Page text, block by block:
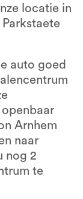
locatie in
auto goed
Arnhem
naar
nog 2
te